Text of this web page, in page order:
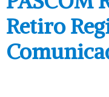
Retiro